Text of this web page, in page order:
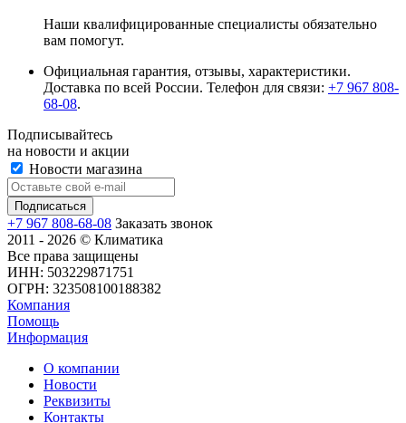
Наши квалифицированные специалисты обязательно
вам помогут.
Официальная гарантия, отзывы, характеристики.
Доставка по всей России. Телефон для связи: +7 967 808-
68-08.
Подписывайтесь
на новости и акции
Новости магазина
+7 967 808-68-08 Заказать звонок
2011 - 2026 © Климатика
Все права защищены
ИНН: 503229871751
ОГРН: 323508100188382
Компания
Помощь
Информация
О компании
Новости
Реквизиты
Контакты